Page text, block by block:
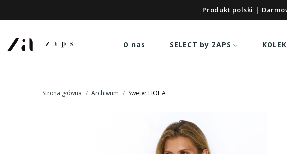
Produkt polski |
O nas SELECT by ZAPS
Strona główna Archiwum Sweter HOLIA